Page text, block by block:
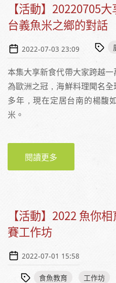
【活動】20220705
台義魚米之鄉的對話
2022-07-03 23:09
本集大享新食代帶大家跨越
為歐洲之冠，海鮮料理聞名
多年，現在定居台南的楊馥
米。
閱讀更多
台義魚米之鄉的
【活動】2022 魚你
賽工作坊
2022-07-01 15:58
食魚教育 工作坊